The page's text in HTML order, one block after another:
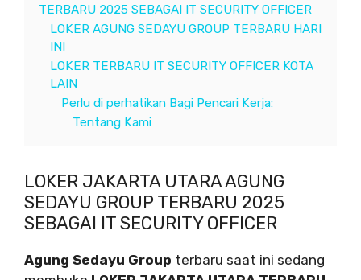
TERBARU 2025 SEBAGAI IT SECURITY OFFICER
LOKER AGUNG SEDAYU GROUP TERBARU HARI
INI
LOKER TERBARU IT SECURITY OFFICER KOTA
LAIN
Perlu di perhatikan Bagi Pencari Kerja:
Tentang Kami
LOKER JAKARTA UTARA AGUNG
SEDAYU GROUP TERBARU 2025
SEBAGAI IT SECURITY OFFICER
Agung Sedayu Group terbaru saat ini sedang